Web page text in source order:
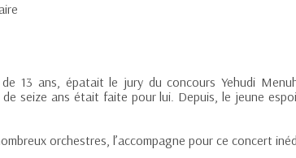
13 ans, épatait le jury du concours Yehudi
seize ans était faite pour lui. Depuis, le jeune
orchestres, l’accompagne pour ce concert